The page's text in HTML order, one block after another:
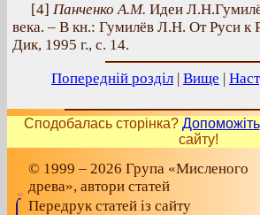
[4] Панченко А.М. Идеи
века. – В кн.: Гумилёв Л.Н. От Руси
Дик, 1995 г., с. 14.
Попередній розділ | Вище |
Сподобалась сторінка? Допоможіть
сайту!
© 1999 – 2026 Група «Мисленого
древа», автори статей
Передрук статей із сайту